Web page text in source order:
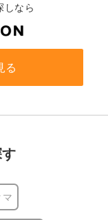
しなら
る